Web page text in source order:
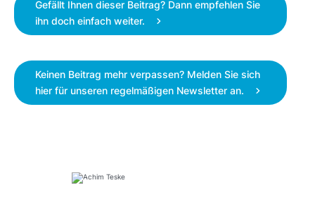
Gefällt Ihnen dieser Beitrag? Dann empfehlen Sie
ihn doch einfach weiter.
Keinen Beitrag mehr verpassen? Melden Sie sich
hier für unseren regelmäßigen Newsletter an.